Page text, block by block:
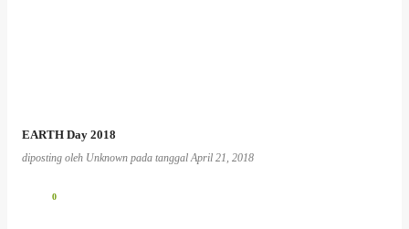
EARTH Day 2018
diposting oleh Unknown pada tanggalApril 21, 2018
0